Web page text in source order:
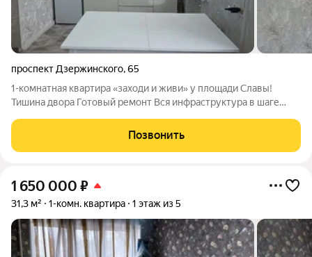
проспект Дзержинского,65
1-комнатная квартира «заходи и живи» у площади Славы!
Тишина двора Готовый ремонт Вся инфраструктура в шаге
этаж 5-этажного дома. Окна выходят в закрытый тихий двор:
никакого шума
Позвонить
1 650 000 ₽
31,3 м² 1-комн. квартира 1 этаж из 5